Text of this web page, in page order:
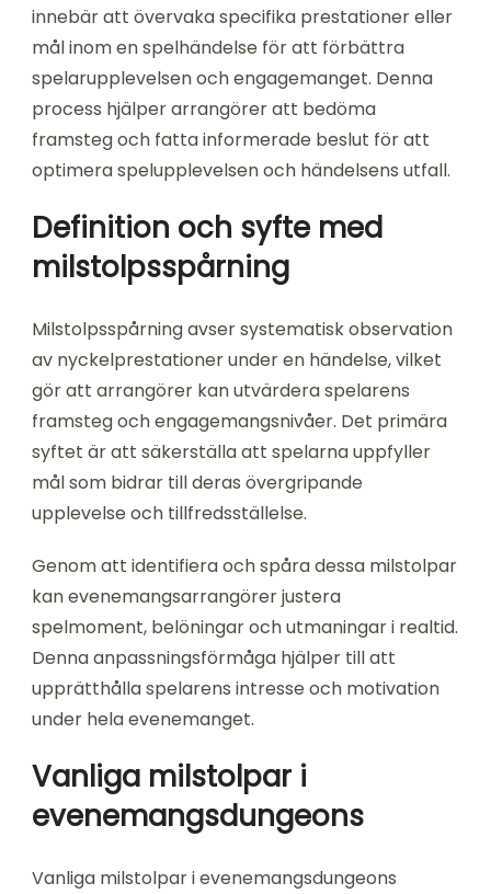
innebär att övervaka specifika prestationer eller
mål inom en spelhändelse för att förbättra
spelarupplevelsen och engagemanget. Denna
process hjälper arrangörer att bedöma
framsteg och fatta informerade beslut för att
optimera spelupplevelsen och händelsens utfall.
Definition och syfte med
milstolpsspårning
Milstolpsspårning avser systematisk observation
av nyckelprestationer under en händelse, vilket
gör att arrangörer kan utvärdera spelarens
framsteg och engagemangsnivåer. Det primära
syftet är att säkerställa att spelarna uppfyller
mål som bidrar till deras övergripande
upplevelse och tillfredsställelse.
Genom att identifiera och spåra dessa milstolpar
kan evenemangsarrangörer justera
spelmoment, belöningar och utmaningar i realtid.
Denna anpassningsförmåga hjälper till att
upprätthålla spelarens intresse och motivation
under hela evenemanget.
Vanliga milstolpar i
evenemangsdungeons
Vanliga milstolpar i evenemangsdungeons